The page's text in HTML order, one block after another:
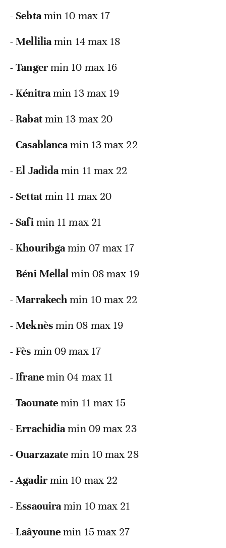
- Sebtamin 10 max 17
- Melliliamin 14 max 18
- Tangermin 10 max 16
- Kénitramin 13 max 19
- Rabatmin 13 max 20
- Casablancamin 13 max 22
- El Jadidamin 11 max 22
- Settatmin 11 max 20
- Safimin 11 max 21
- Khouribgamin 07 max 17
- Béni Mellalmin 08 max 19
- Marrakechmin 10 max 22
- Meknèsmin 08 max 19
- Fès min 09 max 17
- Ifranemin 04 max 11
- Taounatemin 11 max 15
- Errachidiamin 09 max 23
- Ouarzazatemin 10 max 28
- Agadirmin 10 max 22
- Essaouiramin 10 max 21
- Laâyounemin 15 max 27